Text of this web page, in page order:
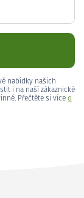
nabídky našich
i na naší zákaznické
Přečtěte si více o